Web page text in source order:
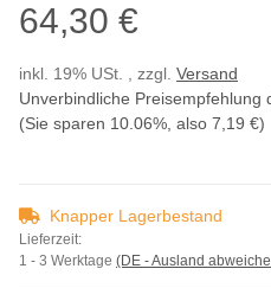
64,30 €
inkl. 19% USt. , zzgl. Versand
Unverbindliche Preisempfehlung
(Sie sparen 10.06% , also 7,19 €)
Knapper Lagerbestand
Lieferzeit:
1 - 3 Werktage (DE - Ausland